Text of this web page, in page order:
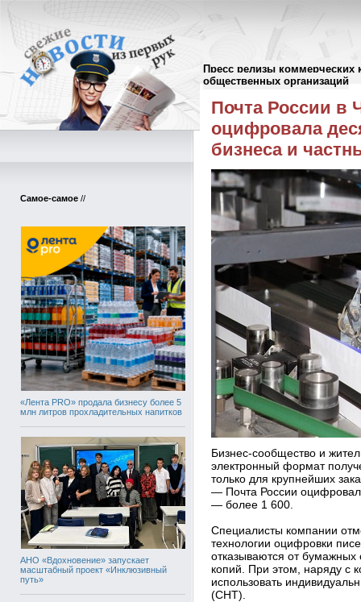
Пресс релизы коммерческих
общественных организаций
Самое-самое //
«Лента PRO» продала бизнесу более 5
млн литров прохладительных напитков
АНО «Вдохновение» запускает
масштабный проект «Инклюзивный
путь»
Пресс-релизы//
Почта России в
оцифровала
бизнеса и
Бизнес-сообщество и
электронный формат
только для крупнейших
— Почта России
— более 1 600.
Специалисты компании
технологии оцифровки
отказываются от бумажных
копий. При этом, наряду с
использовать
(СНТ).